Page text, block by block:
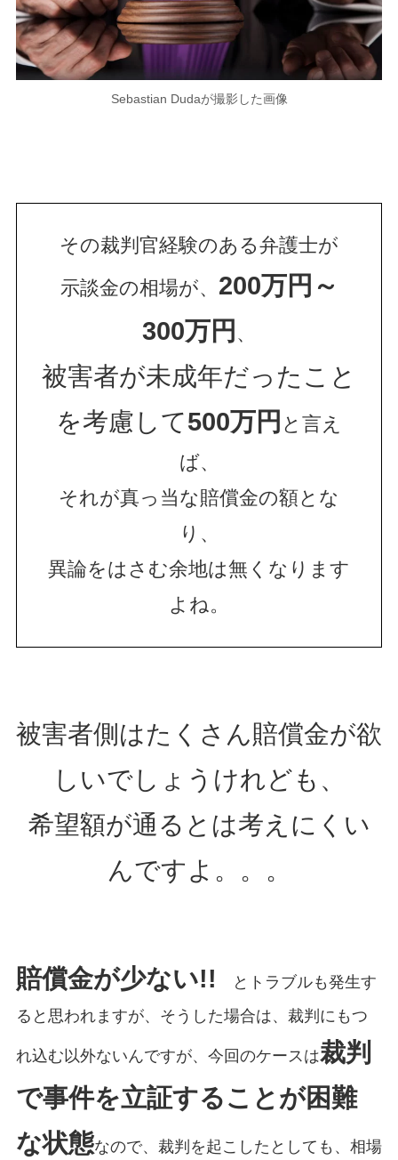
Sebastian Dudaが撮影した画像
その裁判官経験のある弁護士が
示談金の相場が、 200万円～
300万円 、
被害者が未成年だったこと
を考慮して500万円 と言え
ば、
それが真っ当な賠償金の額とな
り、
異論をはさむ余地は無くなります
よね。
被害者側はたくさん賠償金が欲
しいでしょうけれども、
希望額が通るとは考えにくい
んですよ。。。
賠償金が少ない!!
とトラブルも発生す
ると思われますが、そうした場合は、裁判にもつ
れ込む以外ないんですが、今回のケースは裁判
で事件を立証することが困難
な状態なので、裁判を起こしたとしても、相場